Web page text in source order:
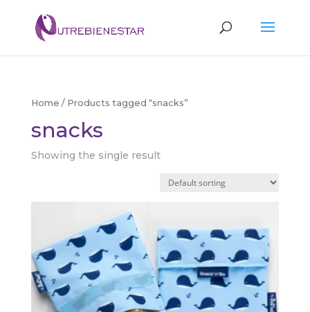
Home / Products tagged “snacks”
snacks
Showing the single result